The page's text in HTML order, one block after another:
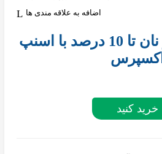
اضافه به علاقه مندی ها
آف انواع برنج و نان تا 10 درصد با اسنپ
اکسپرس
خرید کنید